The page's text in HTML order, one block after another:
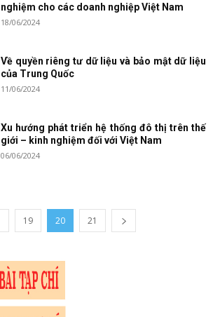
nghiệm cho các doanh nghiệp Việt Nam
18/06/2024
Về quyền riêng tư dữ liệu và bảo mật dữ liệu
của Trung Quốc
11/06/2024
Xu hướng phát triển hệ thống đô thị trên thế
giới – kinh nghiệm đối với Việt Nam
06/06/2024
19 20 21